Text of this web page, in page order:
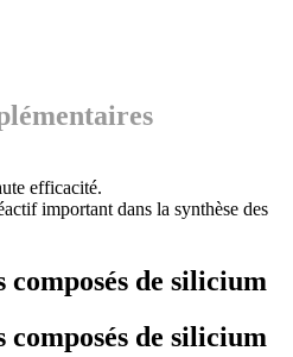
efficacité.
important dans la synthèse des
de silicium
de silicium